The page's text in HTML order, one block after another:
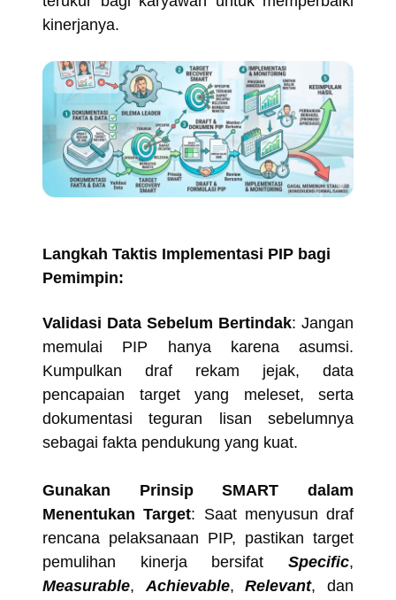
kinerjanya.
Langkah Taktis Implementasi PIP bagi
Pemimpin:
Validasi Data Sebelum Bertindak: Jangan
memulai PIP hanya karena asumsi.
Kumpulkan draf rekam jejak, data
pencapaian target yang meleset, serta
dokumentasi teguran lisan sebelumnya
sebagai fakta pendukung yang kuat.
Gunakan Prinsip SMART dalam
Menentukan Target: Saat menyusun draf
rencana pelaksanaan PIP, pastikan target
pemulihan kinerja bersifat Specific,
Measurable,Achievable,Relevant, dan